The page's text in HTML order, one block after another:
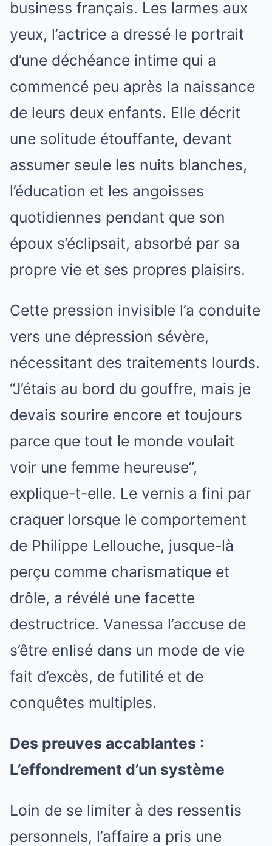
business français. Les larmes aux
yeux, l’actrice a dressé le portrait
d’une déchéance intime qui a
commencé peu après la naissance
de leurs deux enfants. Elle décrit
une solitude étouffante, devant
assumer seule les nuits blanches,
l’éducation et les angoisses
quotidiennes pendant que son
époux s’éclipsait, absorbé par sa
propre vie et ses propres plaisirs.
Cette pression invisible l’a conduite
vers une dépression sévère,
nécessitant des traitements lourds.
“J’étais au bord du gouffre, mais je
devais sourire encore et toujours
parce que tout le monde voulait
voir une femme heureuse”,
explique-t-elle. Le vernis a fini par
craquer lorsque le comportement
de Philippe Lellouche, jusque-là
perçu comme charismatique et
drôle, a révélé une facette
destructrice. Vanessa l’accuse de
s’être enlisé dans un mode de vie
fait d’excès, de futilité et de
conquêtes multiples.
Des preuves accablantes :
L’effondrement d’un système
Loin de se limiter à des ressentis
personnels, l’affaire a pris une